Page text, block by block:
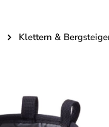
Klettern &